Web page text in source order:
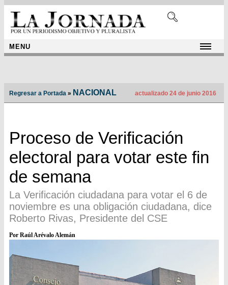
MENU
Regresar a Portada » NACIONAL actualizado 24 de junio 2016
Proceso de Verificación
electoral para votar este fin
de semana
La Verificación ciudadana para votar el 6 de
noviembre es una obligación ciudadana, dice
Roberto Rivas, Presidente del CSE
Por Raúl Arévalo Alemán